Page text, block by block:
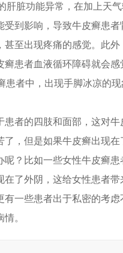
肝脏功能异常，在加上天
受到影响，导致牛皮癣患者
甚至出现疼痛的感觉。此外
癣患者血液循环障碍就会感
患者中，出现手脚冰凉的
患者的四肢和面部，这对牛
了，但是如果牛皮癣出现在
呢？比如一些女性牛皮癣患
在了外阴，这给女性患者带
有一些患者出于私密的考虑
。